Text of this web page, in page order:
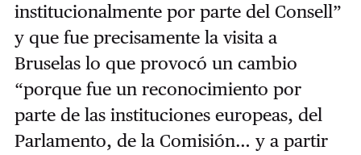
institucionalmente por parte del Consell”
y que fue precisamente la visita a
Bruselas lo que provocó un cambio
“porque fue un reconocimiento por
parte de las instituciones europeas, del
Parlamento, de la Comisión… y a partir